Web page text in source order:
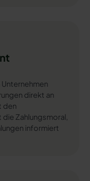
direkt an
den
Zahlungsmoral,
informiert